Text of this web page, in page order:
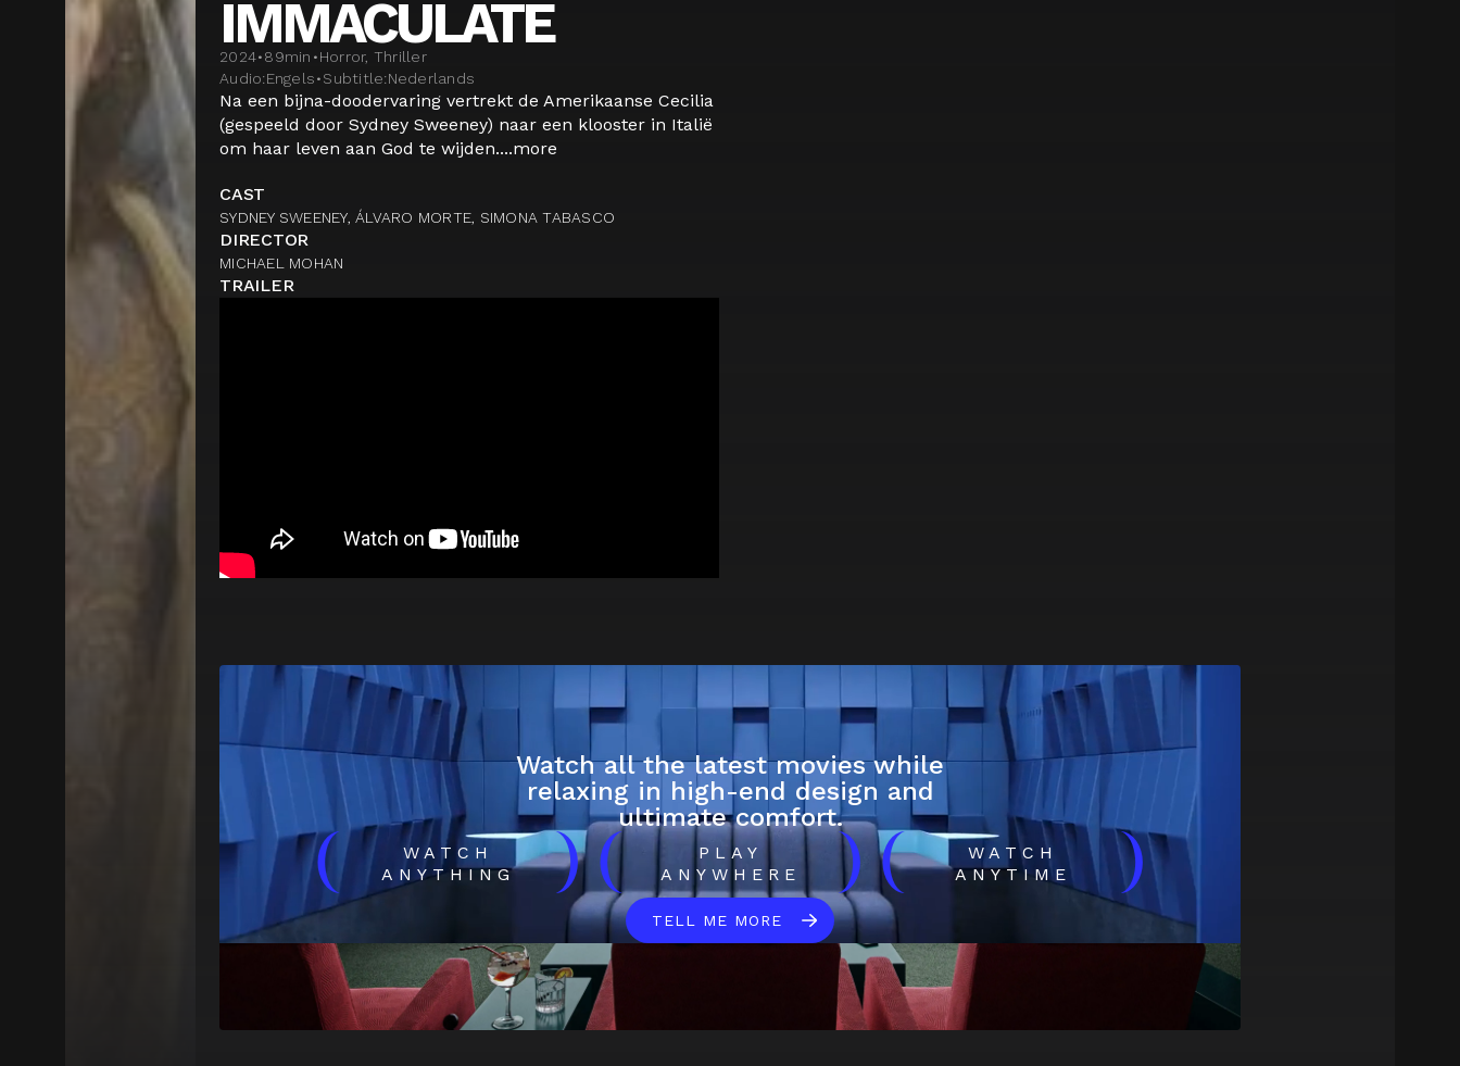
IMMACULATE
2024•89min •Horror, Thriller
Audio:Engels•Subtitle:Nederlands
Na een bijna-doodervaring vertrekt de Amerikaanse Cecilia
(gespeeld door Sydney Sweeney) naar een klooster in Italië
om haar leven aan God te wijden....more
CAST
SYDNEY SWEENEY, ÁLVARO MORTE, SIMONA TABASCO
DIRECTOR
MICHAEL MOHAN
TRAILER
Watch all the latest movies while
relaxing in high-end design and
ultimate comfort.
(
WATCH
ANYTHING
)(
PLAY
ANYWHERE
)(
WATCH
ANYTIME
)
TELL ME MORE